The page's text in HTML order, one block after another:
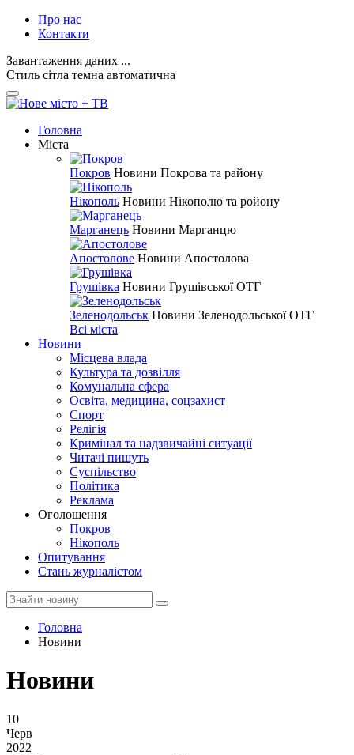
Про нас
Контакти
Завантаження даних ...
Стиль сітла темна автоматична
Головна
Міста
Покров Новини Покрова та району
Нікополь Новини Нікополю та ройону
Марганець Новини Марганцю
Апостолове Новини Апостолова
Грушівка Новини Грушівської ОТГ
Зеленодольськ Новини Зеленодольської ОТГ
Всі міста
Новини
Місцева влада
Культура та дозвілля
Комунальна сфера
Освіта, медицина, соцзахист
Спорт
Релігія
Кримінал та надзвичайні ситуації
Читачі пишуть
Суспільство
Політика
Реклама
Оголошення
Покров
Нікополь
Опитування
Стань журналістом
Головна
Новини
Новини
10
Черв
2022